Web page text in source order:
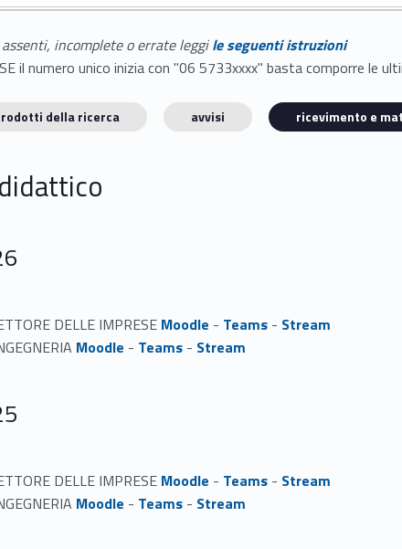
incomplete o errate leggile seguenti istruzioni
il numero unico inizia con "06 5733xxxx" basta comporre le
della ricerca avvisi ricevimento e
DELLE IMPRESE Moodle - Teams - Stream
Moodle - Teams - Stream
DELLE IMPRESE Moodle - Teams - Stream
Moodle - Teams - Stream